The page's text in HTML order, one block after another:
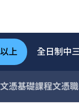
上 全日制中
憑基礎課程文憑